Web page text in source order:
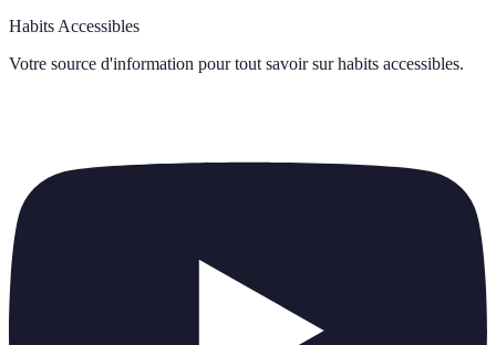
Habits Accessibles
Votre source d'information pour tout savoir sur habits accessibles.